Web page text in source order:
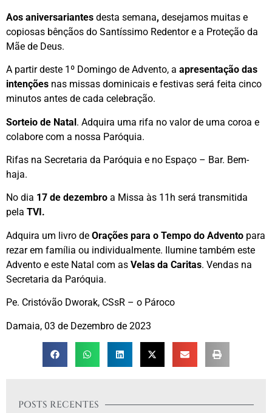
POSTS RECENTES
Aos aniversariantes desta semana, desejamos muitas e
copiosas bênçãos do Santíssimo Redentor e a Proteção da
Mãe de Deus.
A partir deste 1º Domingo de Advento, a apresentação das
intenções nas missas dominicais e festivas será feita cinco
minutos antes de cada celebração.
Sorteio de Natal. Adquira uma rifa no valor de uma coroa e
colabore com a nossa Paróquia.
Rifas na Secretaria da Paróquia e no Espaço – Bar. Bem-
haja.
No dia 17 de dezembro a Missa às 11h será transmitida
pela TVI.
Adquira um livro de Orações para o Tempo do Advento para
rezar em família ou individualmente. Ilumine também este
Advento e este Natal com as Velas da Caritas. Vendas na
Secretaria da Paróquia.
Pe. Cristóvão Dworak, CSsR – o Pároco
Damaia, 03 de Dezembro de 2023